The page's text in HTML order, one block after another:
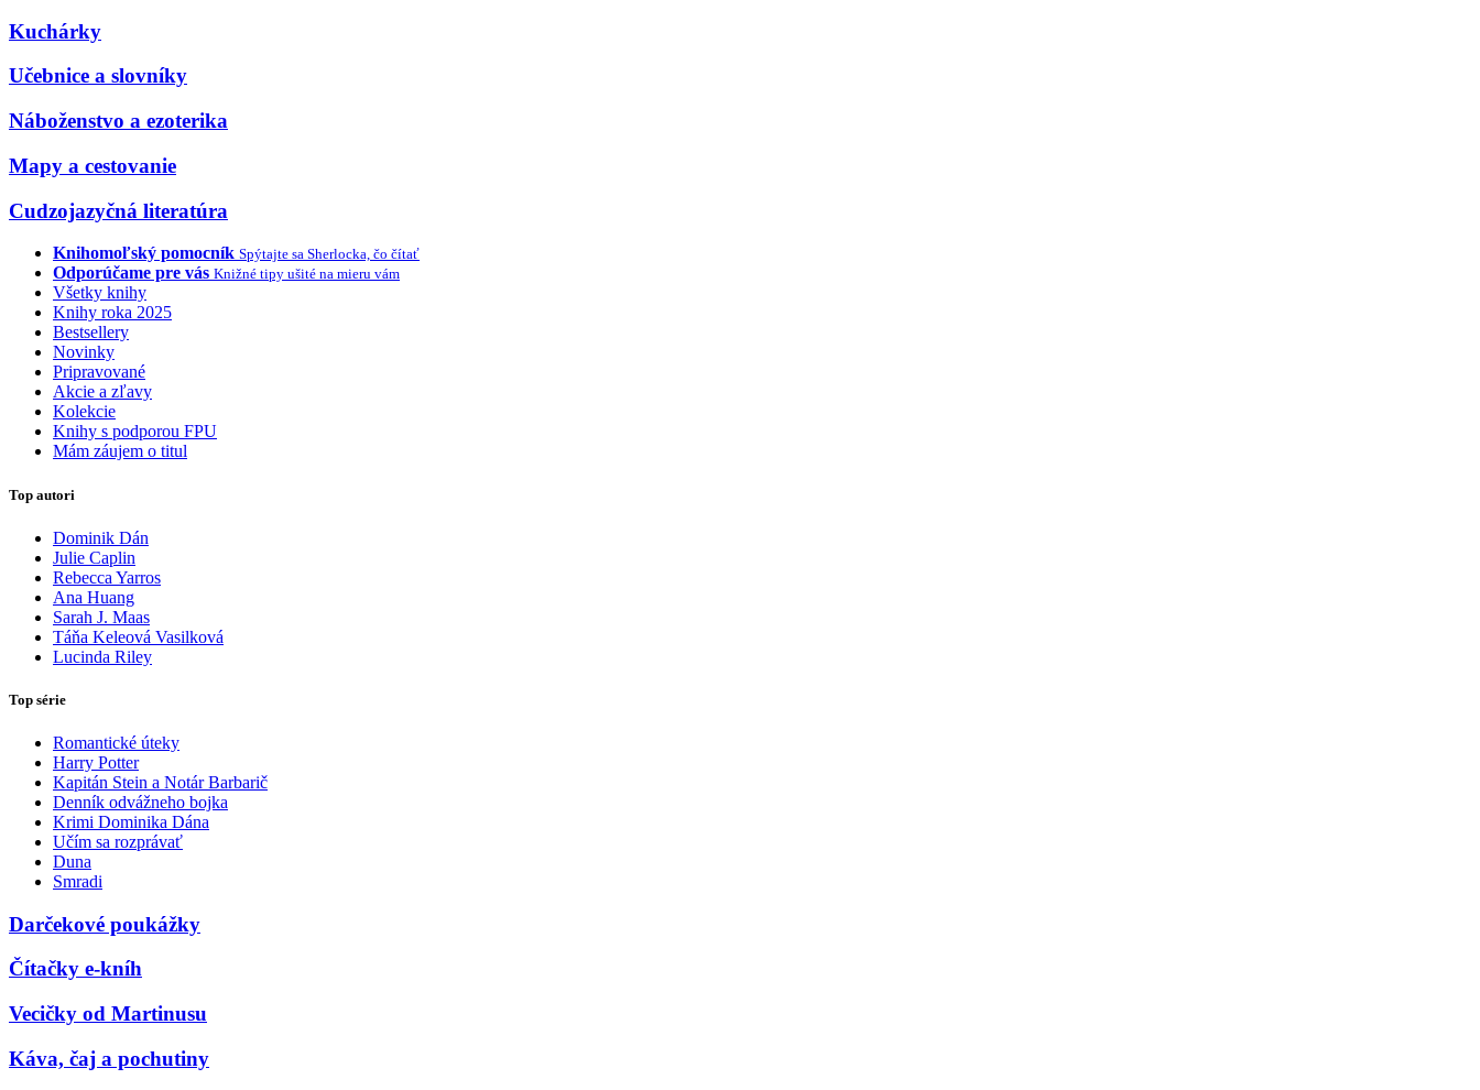
Kuchárky
Učebnice a slovníky
Náboženstvo a ezoterika
Mapy a cestovanie
Cudzojazyčná literatúra
Knihomoľský pomocník Spýtajte sa Sherlocka, čo čítať
Odporúčame pre vás Knižné tipy ušité na mieru vám
Všetky knihy
Knihy roka 2025
Bestsellery
Novinky
Pripravované
Akcie a zľavy
Kolekcie
Knihy s podporou FPU
Mám záujem o titul
Top autori
Dominik Dán
Julie Caplin
Rebecca Yarros
Ana Huang
Sarah J. Maas
Táňa Keleová Vasilková
Lucinda Riley
Top série
Romantické úteky
Harry Potter
Kapitán Stein a Notár Barbarič
Denník odvážneho bojka
Krimi Dominika Dána
Učím sa rozprávať
Duna
Smradi
Darčekové poukážky
Čítačky e-kníh
Vecičky od Martinusu
Káva, čaj a pochutiny